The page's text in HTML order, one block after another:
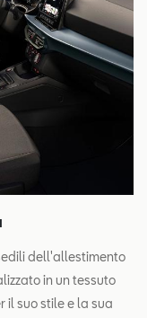
dell'allestimento
in un tessuto
il suo stile e la sua